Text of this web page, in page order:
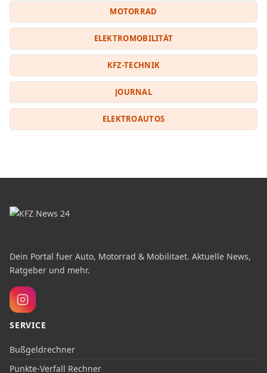
MOTORRAD
ELEKTROMOBILITÄT
KFZ-TECHNIK
JOURNAL
ELEKTROAUTOS
Dein Portal fuer Auto, Motorrad & Mobilitaet. Aktuelle News,
Ratgeber und mehr.
SERVICE
Bußgeldrechner
Punkte-Verfall Rechner